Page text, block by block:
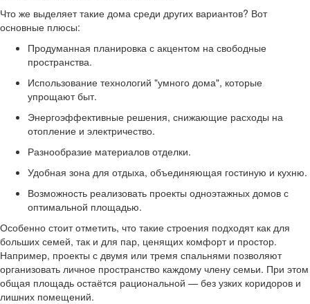
Что же выделяет такие дома среди других вариантов? Вот
основные плюсы:
Продуманная планировка с акцентом на свободные
пространства.
Использование технологий "умного дома", которые
упрощают быт.
Энергоэффективные решения, снижающие расходы на
отопление и электричество.
Разнообразие материалов отделки.
Удобная зона для отдыха, объединяющая гостиную и кухню.
Возможность реализовать проекты одноэтажных домов с
оптимальной площадью.
Особенно стоит отметить, что такие строения подходят как для
больших семей, так и для пар, ценящих комфорт и простор.
Например, проекты с двумя или тремя спальнями позволяют
организовать личное пространство каждому члену семьи. При этом
общая площадь остаётся рациональной — без узких коридоров и
лишних помещений.